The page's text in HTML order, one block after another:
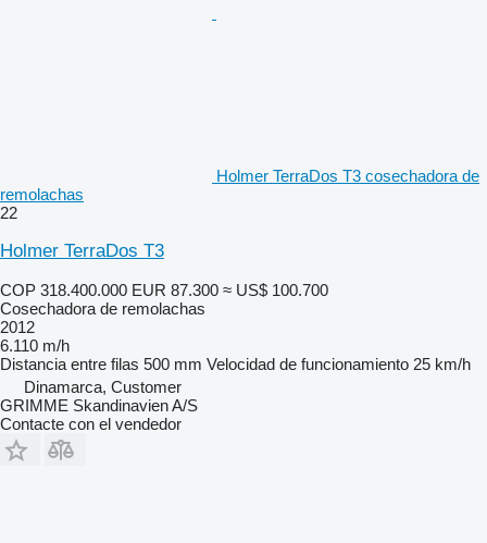
Holmer TerraDos T3 cosechadora de
remolachas
22
Holmer TerraDos T3
COP 318.400.000 EUR 87.300 ≈ US$ 100.700
Cosechadora de remolachas
2012
6.110 m/h
Distancia entre filas 500 mm Velocidad de funcionamiento 25 km/h
Dinamarca, Customer
GRIMME Skandinavien A/S
Contacte con el vendedor